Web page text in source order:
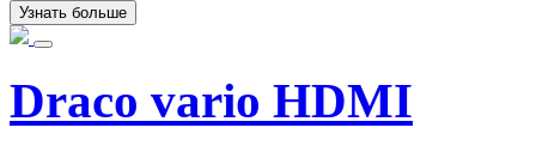
Узнать больше
Draco vario HDMI